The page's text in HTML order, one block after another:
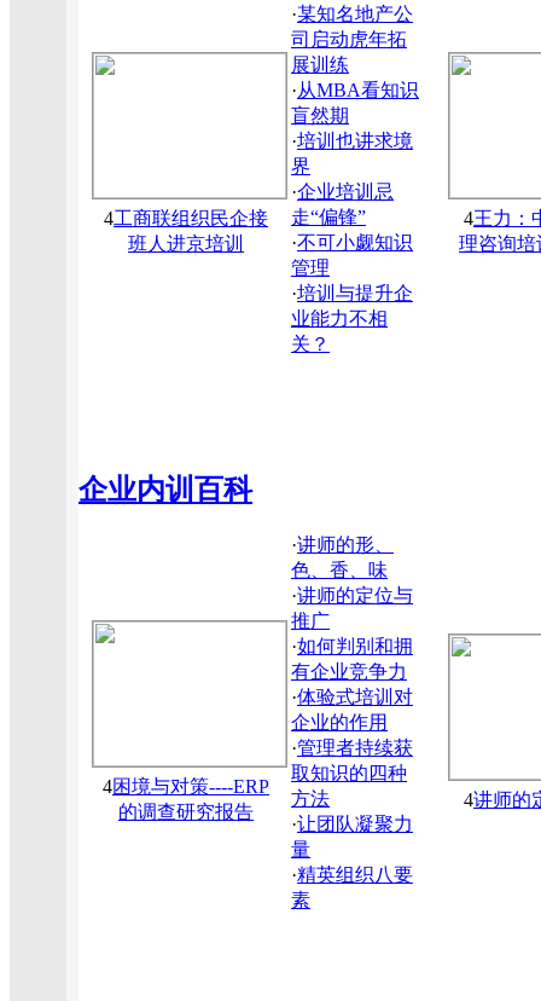
4工商联组织民企接
班人进京培训
·某知名地产公
司启动虎年拓
展训练
·从MBA看知识
盲然期
·培训也讲求境
界
·企业培训忌
走“偏锋”
·不可小觑知识
管理
·培训与提升企
业能力不相
关？
4王力：
理咨询培
企业内训百科
4困境与对策----ERP
的调查研究报告
·讲师的形、
色、香、味
·讲师的定位与
推广
·如何判别和拥
有企业竞争力
·体验式培训对
企业的作用
·管理者持续获
取知识的四种
方法
·让团队凝聚力
量
·精英组织八要
素
4讲师的